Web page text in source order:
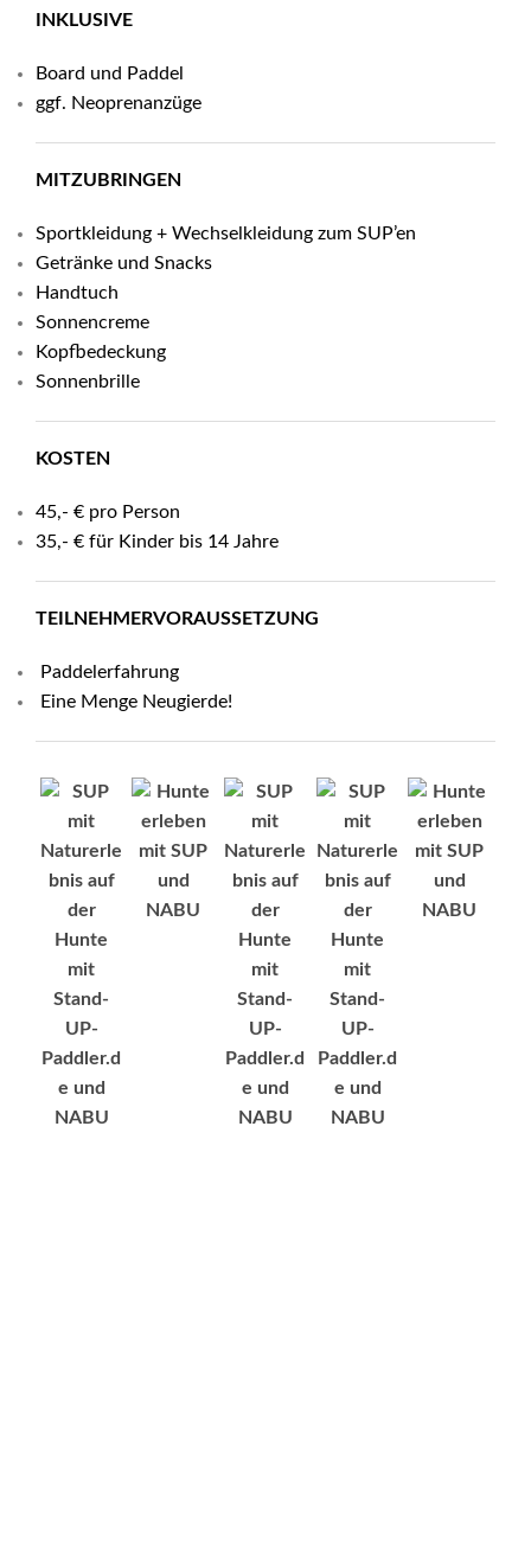
INKLUSIVE
Board und Paddel
ggf. Neoprenanzüge
MITZUBRINGEN
Sportkleidung + Wechselkleidung zum SUP’en
Getränke und Snacks
Handtuch
Sonnencreme
Kopfbedeckung
Sonnenbrille
KOSTEN
45,- € pro Person
35,- € für Kinder bis 14 Jahre
TEILNEHMERVORAUSSETZUNG
Paddelerfahrung
Eine Menge Neugierde!